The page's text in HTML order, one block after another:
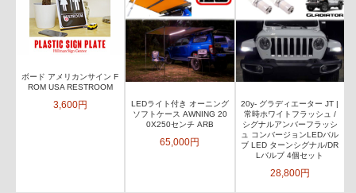
ボード アメリカンサイン F
ROM USA RESTROOM
3,600円
LEDライト付き オーニング
ソフトケース AWNING 20
0X250センチ ARB
65,000円
20y- グラディエーター JT |
常時ホワイトフラッシュ /
シグナルアンバーフラッシ
ュ コンバージョンLEDバル
ブ LED ターンシグナル/DR
Lバルブ 4個セット
28,800円